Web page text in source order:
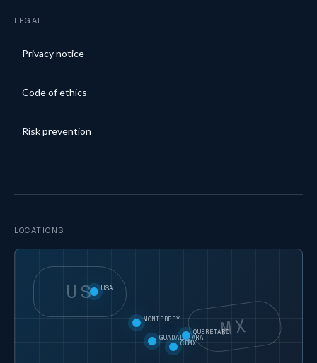
LEGAL
Privacy notice
Code of ethics
Risk prevention
LOCATIONS
US
MX
USA
MONTERREY
GUADALAJARA
CDMX
QUERETARO